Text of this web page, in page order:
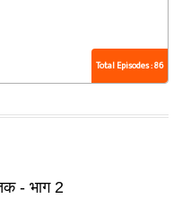
Total Episodes : 86
- भाग 2